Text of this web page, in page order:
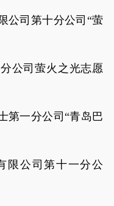
公司第十分公司“萤
公司萤火之光志愿
第一分公司“青岛巴
限公司第十一分公